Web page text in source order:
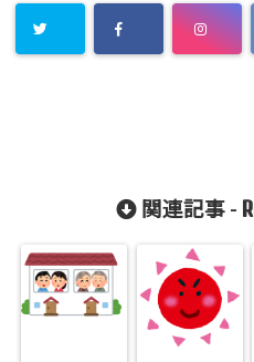
関連記事 -